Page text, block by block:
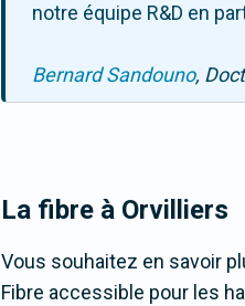
notre équipe R&D en
Bernard Sandouno,
La fibre à Orvilliers
Vous souhaitez en savoir
Fibre accessible pour les